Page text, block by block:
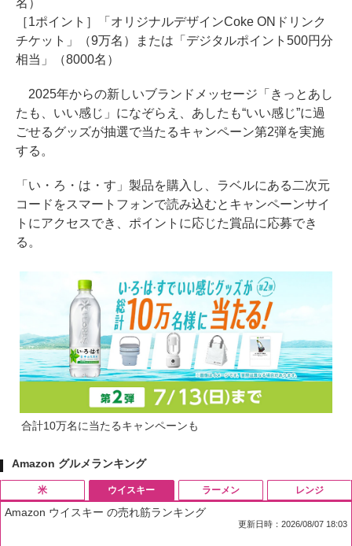
［1ポイント］「オリジナルデザインCoke ONドリンク
チケット」（9万名）または「デジタルポイント500円分
相当」（8000名）
2025年からの新しいブランドメッセージ「きっとあし
たも、いい感じ」になぞらえ、あしたも“いい感じ”に過
ごせるグッズが抽選で当たるキャンペーン第2弾を実施
する。
「い・ろ・は・す」製品を購入し、ラベルにある二次元
コードをスマートフォンで読み込むとキャンペーンサイ
トにアクセスでき、ポイントに応じた賞品に応募でき
る。
合計10万名に当たるキャンペーンも
Amazon グルメランキング
米 ウイスキー
Amazon ウイスキー の売れ筋ランキング
更新日時：2026/08/07 18:03
ラーメン レンジ